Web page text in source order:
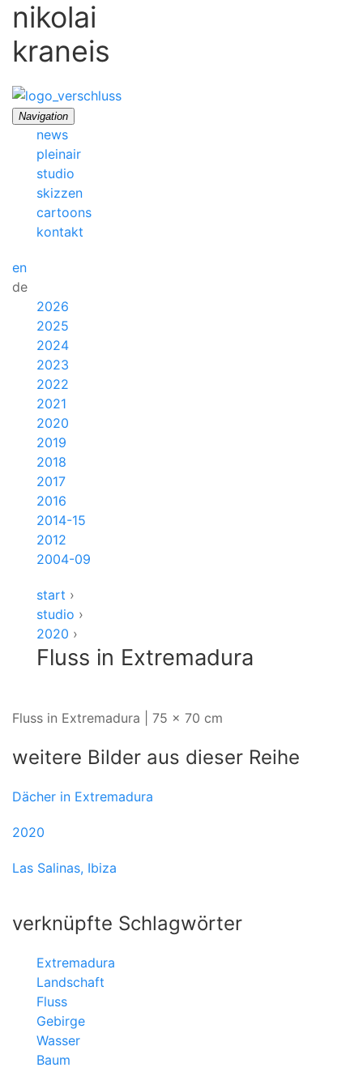
nikolai
kraneis
Navigation
news
pleinair
studio
skizzen
cartoons
kontakt
en
de
2026
2025
2024
2023
2022
2021
2020
2019
2018
2017
2016
2014-15
2012
2004-09
start ›
studio ›
2020 ›
Fluss in Extremadura
Fluss in Extremadura | 75 x 70 cm
weitere Bilder aus dieser Reihe
Dächer in Extremadura
2020
Las Salinas, Ibiza
verknüpfte Schlagwörter
Extremadura
Landschaft
Fluss
Gebirge
Wasser
Baum